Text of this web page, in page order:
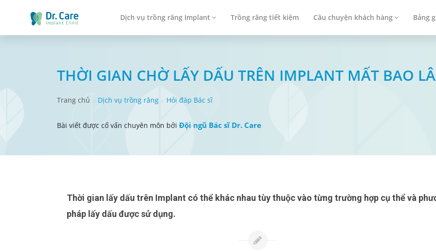
Dịch vụ trồng răng Implant Trồng răng tiết kiệm Câu chuyện khách hàng Bảng
THỜI GIAN CHỜ LẤY DẤU TRÊN IMPLANT MẤT BAO
Trang chủ Dịch vụ trồng răng Hỏi đáp Bác sĩ
Bài viết được cố vấn chuyên môn bởi Đội ngũ Bác sĩ Dr. Care
Thời gian lấy dấu trên Implant có thể khác nhau tùy thuộc vào từng trường hợp cụ thể và phương
pháp lấy dấu được sử dụng.